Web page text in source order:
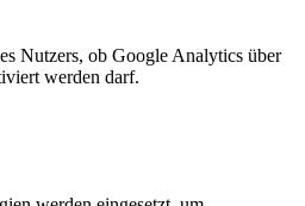
Nutzers, ob Google Analytics über
werden darf.